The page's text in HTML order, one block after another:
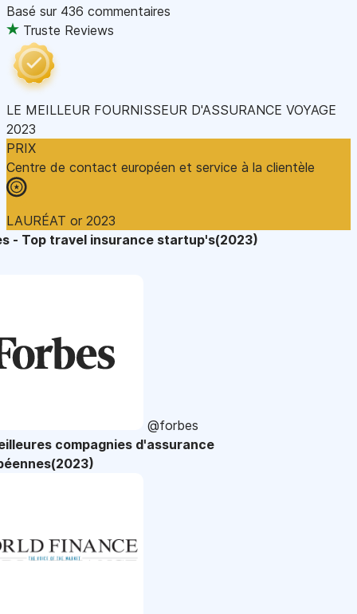
Basé sur 436 commentaires
Truste Reviews
LE MEILLEUR FOURNISSEUR D'ASSURANCE VOYAGE
2023
PRIX
Centre de contact européen et service à la clientèle
LAURÉAT or 2023
- Top travel insurance startup's(2023)
@forbes
compagnies d'assurance